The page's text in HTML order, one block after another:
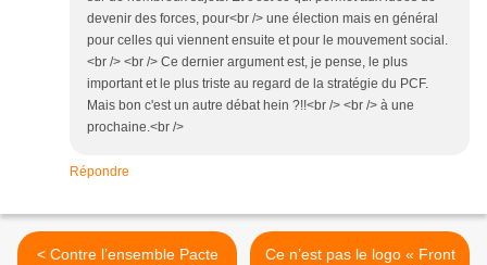
devenir des forces, pour<br /> une élection mais en général
pour celles qui viennent ensuite et pour le mouvement social.
<br /> <br /> Ce dernier argument est, je pense, le plus
important et le plus triste au regard de la stratégie du PCF.
Mais bon c'est un autre débat hein ?!!<br /> <br /> à une
prochaine.<br />
Répondre
< Contre l’ensemble Pacte
Ce n’est pas le logo « Front